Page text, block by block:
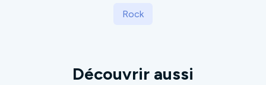
Rock
Découvrir aussi